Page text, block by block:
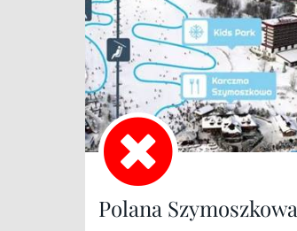
Polana Szymoszkowa